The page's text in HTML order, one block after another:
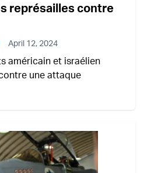
représailles contre
April 12, 2024
américain et israélien
une attaque